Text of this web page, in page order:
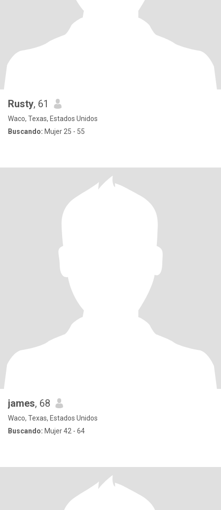
Rusty, 61
Waco, Texas, Estados Unidos
Buscando: Mujer 25 - 55
james, 68
Waco, Texas, Estados Unidos
Buscando: Mujer 42 - 64